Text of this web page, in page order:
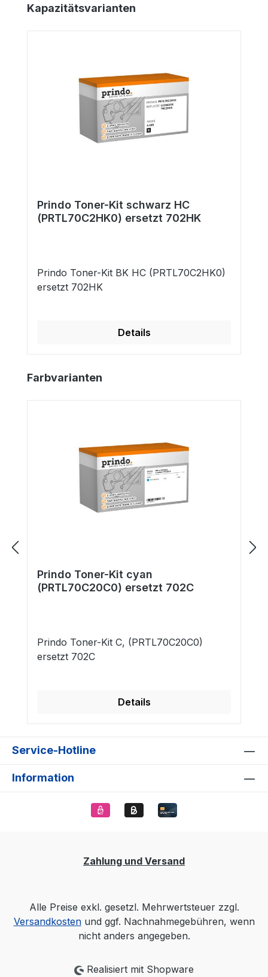
Produktgalerie überspringen
Kapazitätsvarianten
Prindo Toner-Kit schwarz HC
(PRTL70C2HK0) ersetzt 702HK
Prindo Toner-Kit BK HC (PRTL70C2HK0)
ersetzt 702HK
Details
Produktgalerie überspringen
Farbvarianten
Prindo Toner-Kit cyan
(PRTL70C20C0) ersetzt 702C
Prindo Toner-Kit C, (PRTL70C20C0)
ersetzt 702C
Details
Service-Hotline
Information
Zahlung und Versand
Alle Preise exkl. gesetzl. Mehrwertsteuer zzgl.
Versandkostenund ggf. Nachnahmegebühren, wenn
nicht anders angegeben.
Realisiert mit Shopware